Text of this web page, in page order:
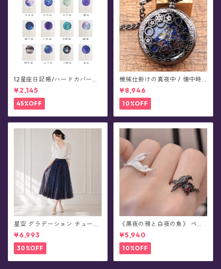
12星座日記帳/ハードカバーノ
ート - planet marble
¥2,145
45%OFF
機械仕掛けの真夜中 / 懐中時
計(全4色)
¥8,946
10%OFF
星空 グラデーション チュール
プリーツ スカート - Proxima
(全4色)
¥6,993
30%OFF
《黒夜の鴉と白夜の魚》 ペア
デザイン・リング
¥5,940
10%OFF